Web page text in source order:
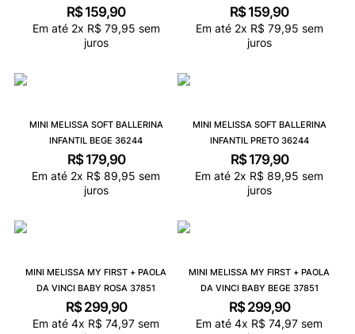
R$ 159,90
Em até 2x R$ 79,95 sem
juros
R$ 159,90
Em até 2x R$ 79,95 sem
juros
MINI MELISSA SOFT BALLERINA
INFANTIL BEGE 36244
R$ 179,90
Em até 2x R$ 89,95 sem
juros
MINI MELISSA SOFT BALLERINA
INFANTIL PRETO 36244
R$ 179,90
Em até 2x R$ 89,95 sem
juros
MINI MELISSA MY FIRST + PAOLA
DA VINCI BABY ROSA 37851
R$ 299,90
Em até 4x R$ 74,97 sem
MINI MELISSA MY FIRST + PAOLA
DA VINCI BABY BEGE 37851
R$ 299,90
Em até 4x R$ 74,97 sem